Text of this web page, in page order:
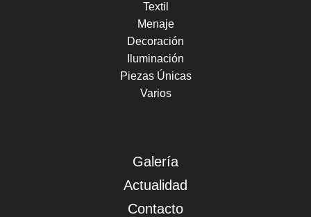
Textil
Menaje
Decoración
Iluminación
Piezas Únicas
Varios
Galería
Actualidad
Contacto